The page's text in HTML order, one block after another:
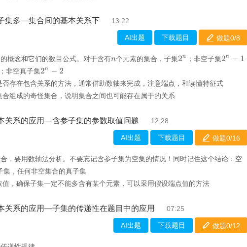
集多—集合间的基本关系下 13:22
AI出题 下载题目 做题0/8
概念和它们的数目公式。对于含有n个元素的集合，子集2n ；非空子集2n−1
；非空真子集2n −2
否存在包含关系的方法，通常借助数轴来完成，注意端点，和读懂特征式
组成的奇怪集合，说明集合之间也可能存在属于的关系
关系的应用—含参子集的参数取值问题 12:28
AI出题 下载题目 做题0/16
，要用数轴法分析。不要忘记含参子集为空集的情况！同时记住这个结论：空
集，任何非空集合的真子集
值，确保子集一定不能多含有某个元素，可以采用假设端点值的方法
关系的应用—子集的传递性在题目中的应用 07:25
AI出题 下载题目 做题0/12